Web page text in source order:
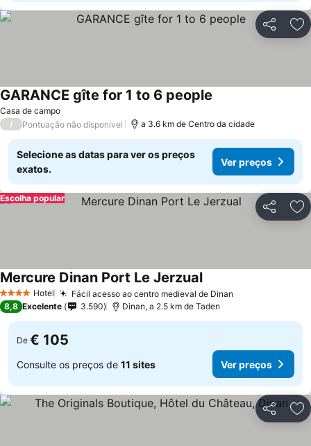
Partilhar
Casa de campo
GARANCE gîte for 1 to 6 people
/ Pontuação não disponível a 3.6 km de Centro da cidade
Selecione as datas para ver os preços
exatos.
Ver preços
Partilhar
Escolha popular
4 EstrelasHotel Fácil acesso ao centro medieval de Dinan
Mercure Dinan Port Le JerzualVer preços
8,8 Excelente 3.590 Dinan, a 2.5 km de Taden
De € 105
Consulte os preços de 11 sites Ver preços
Partilhar